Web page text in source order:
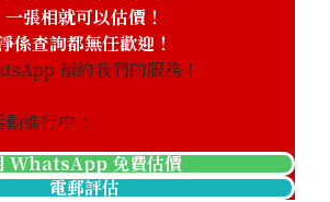
一張相就可以估價！
係查詢都無任歡迎！
預約我們的服務！
進行中！
WhatsApp 免費估價
電郵評估